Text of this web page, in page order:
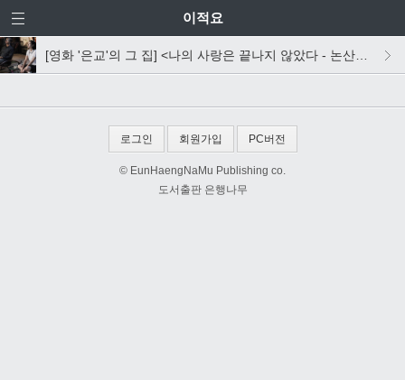
이적요
[영화 '은교'의 그 집] <나의 사랑은 끝나지 않았다 - 논산일기 2011 겨울> 살짝 맛보기
로그인 회원가입 PC버전
© EunHaengNaMu Publishing co.
도서출판 은행나무